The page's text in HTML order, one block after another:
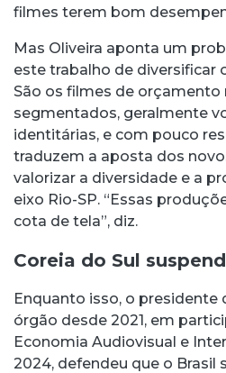
filmes terem bom
Mas Oliveira aponta um
este trabalho de diversificar
São os filmes de
segmentados, geralmente
identitárias, e com pouco
traduzem a aposta dos
valorizar a diversidade e a
eixo Rio-SP. “Essas
cota de tela”, diz.
Coreia do Sul
Enquanto isso, o presidente
órgão desde 2021, em
Economia Audiovisual e
2024, defendeu que o Brasil